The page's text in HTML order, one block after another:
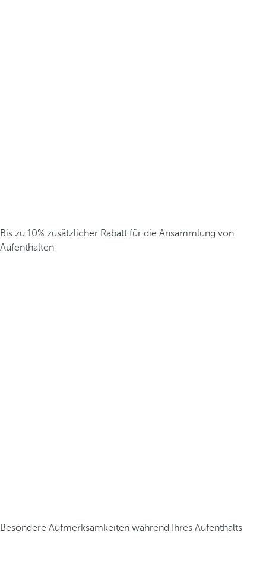
Bis zu 10% zusätzlicher Rabatt für die Ansammlung von
Aufenthalten
Besondere Aufmerksamkeiten während Ihres Aufenthalts